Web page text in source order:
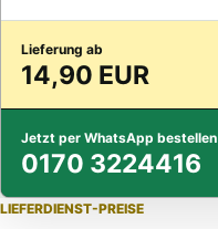
Lieferung ab
14,90 EUR
Jetzt per WhatsApp bestellen
0170 3224416
LIEFERDIENST-PREISE